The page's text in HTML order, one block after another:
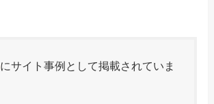
にサイト事例として掲載されていま